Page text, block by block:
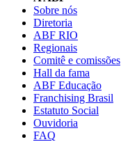
Sobre nós
Diretoria
ABF RIO
Regionais
Comitê e comissões
Hall da fama
ABF Educação
Franchising Brasil
Estatuto Social
Ouvidoria
FAQ